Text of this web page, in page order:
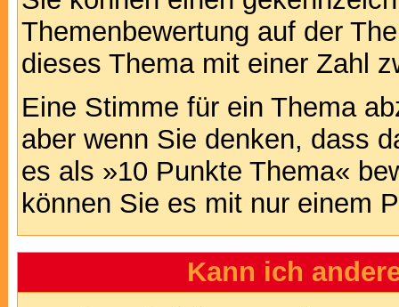
Themenbewertung auf der
dieses Thema mit einer Zahl
Eine Stimme für ein Thema
aber wenn Sie denken, dass
es als »10 Punkte Thema«
können Sie es mit nur einem
Kann ich